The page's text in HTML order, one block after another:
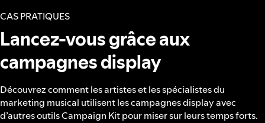
CAS PRATIQUES
Lancez-vous grâce aux
campagnes display
Découvrez comment les artistes et les spécialistes du
marketing musical utilisent les campagnes display avec
d’autres outils Campaign Kit pour miser sur leurs temps forts.